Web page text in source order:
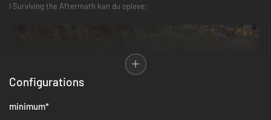
I Surviving the Aftermath kan du opleve:
Configurations
minimum*